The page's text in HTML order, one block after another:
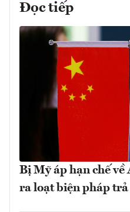
Đọc tiếp
Bị Mỹ áp hạn chế
ra loạt biện pháp